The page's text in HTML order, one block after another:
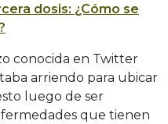
dosis: ¿Cómo se
conocida en Twitter
arriendo para ubicar
luego de ser
que tienen